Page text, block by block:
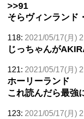
>>91
そらヴィンランド
118: 2021/05/17(月)
じっちゃんが
121: 2021/05/17(月)
ホーリーランド
これ読んだら最強
123: 2021/05/17(月)